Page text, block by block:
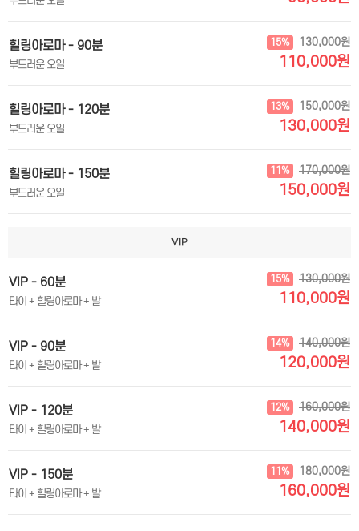
힐링아로마 - 90분
부드러운 오일
130,000원
15%
110,000원
힐링아로마 - 120분
부드러운 오일
150,000원
13%
130,000원
힐링아로마 - 150분
부드러운 오일
170,000원
11%
150,000원
VIP
VIP - 60분
타이 + 힐링아로마 + 발
130,000원
15%
110,000원
VIP - 90분
타이 + 힐링아로마 + 발
140,000원
14%
120,000원
VIP - 120분
타이 + 힐링아로마 + 발
160,000원
12%
140,000원
VIP - 150분
타이 + 힐링아로마 + 발
180,000원
11%
160,000원